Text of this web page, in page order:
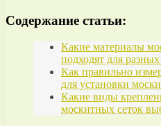
Содержание статьи:
Какие материалы
подходят для
Как правильно
для установки
Какие виды
москитных сеток